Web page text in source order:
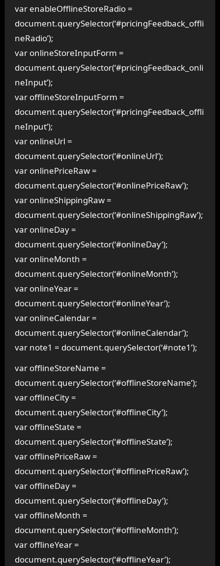
var enableOfflineStoreRadio =
document.querySelector(‘#pricingFeedback_offli
neRadio’);
var onlineStoreInputForm =
document.querySelector(‘#pricingFeedback_onli
neInput’);
var offlineStoreInputForm =
document.querySelector(‘#pricingFeedback_offli
neInput’);
var onlineUrl =
document.querySelector(‘#onlineUrl’);
var onlinePriceRaw =
document.querySelector(‘#onlinePriceRaw’);
var onlineShippingRaw =
document.querySelector(‘#onlineShippingRaw’);
var onlineDay =
document.querySelector(‘#onlineDay’);
var onlineMonth =
document.querySelector(‘#onlineMonth’);
var onlineYear =
document.querySelector(‘#onlineYear’);
var onlineCalendar =
document.querySelector(‘#onlineCalendar’);
var note1 = document.querySelector(‘#note1’);
var offlineStoreName =
document.querySelector(‘#offlineStoreName’);
var offlineCity =
document.querySelector(‘#offlineCity’);
var offlineState =
document.querySelector(‘#offlineState’);
var offlinePriceRaw =
document.querySelector(‘#offlinePriceRaw’);
var offlineDay =
document.querySelector(‘#offlineDay’);
var offlineMonth =
document.querySelector(‘#offlineMonth’);
var offlineYear =
document.querySelector(‘#offlineYear’);